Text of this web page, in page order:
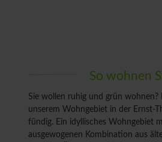
So wohnen
Sie wollen ruhig und grün wohnen?
unserem Wohngebiet in der Ernst-
fündig. Ein idyllisches Wohngebiet
ausgewogenen Kombination aus